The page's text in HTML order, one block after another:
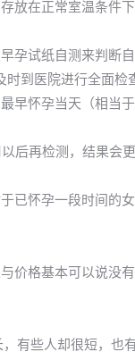
放在正常室温条件
孕试纸自测来判断
到医院进行全面检
早怀孕当天（相当
后再检测，结果会
已怀孕一段时间的
价格基本可以说没
有些人却很短，也